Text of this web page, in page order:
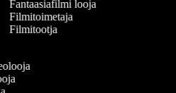
Fantaasiafilmi looja
Filmitoimetaja
Filmitootja